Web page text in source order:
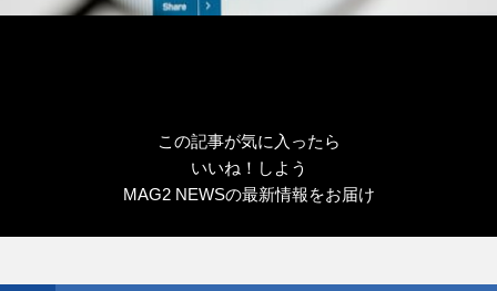
この記事が気に入ったら
いいね！しよう
MAG2 NEWSの最新情報をお届け